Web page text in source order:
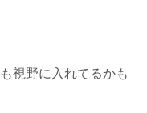
視野に入れてるかも